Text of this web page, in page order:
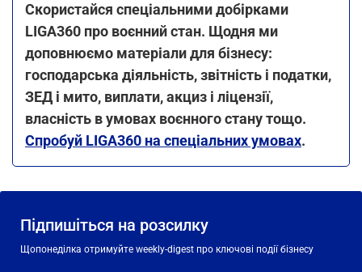
Скористайся спеціальними добірками
LIGA360 про воєнний стан. Щодня ми
доповнюємо матеріали для бізнесу:
господарська діяльність, звітність і податки,
ЗЕД і мито, виплати, акциз і ліцензії,
власність в умовах воєнного стану тощо.
Спробуй LIGA360 на спеціальних умовах.
Підпишіться на розсилку
Щопонеділка отримуйте weekly-digest про ключові події бізнесу